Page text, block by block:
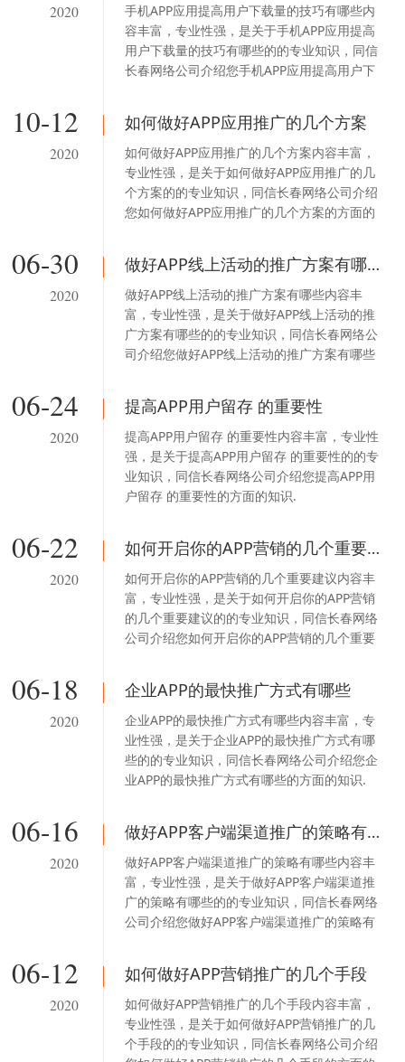
2020
手机APP应用提高用户下载量的技巧有哪些内
容丰富，专业性强，是关于手机APP应用提高
用户下载量的技巧有哪些的的专业知识，同信
长春网络公司介绍您手机APP应用提高用户下
10-12
2020
如何做好APP应用推广的几个方案
如何做好APP应用推广的几个方案内容丰富，
专业性强，是关于如何做好APP应用推广的几
个方案的的专业知识，同信长春网络公司介绍
您如何做好APP应用推广的几个方案的方面的
06-30
2020
做好APP线上活动的推广方案有哪些
做好APP线上活动的推广方案有哪些内容丰
富，专业性强，是关于做好APP线上活动的推
广方案有哪些的的专业知识，同信长春网络公
司介绍您做好APP线上活动的推广方案有哪些
06-24
2020
提高APP用户留存 的重要性
提高APP用户留存 的重要性内容丰富，专业性
强，是关于提高APP用户留存 的重要性的的专
业知识，同信长春网络公司介绍您提高APP用
户留存 的重要性的方面的知识.
06-22
2020
如何开启你的APP营销的几个重要建议
如何开启你的APP营销的几个重要建议内容丰
富，专业性强，是关于如何开启你的APP营销
的几个重要建议的的专业知识，同信长春网络
公司介绍您如何开启你的APP营销的几个重要
06-18
2020
企业APP的最快推广方式有哪些
企业APP的最快推广方式有哪些内容丰富，专
业性强，是关于企业APP的最快推广方式有哪
些的的专业知识，同信长春网络公司介绍您企
业APP的最快推广方式有哪些的方面的知识.
06-16
2020
做好APP客户端渠道推广的策略有哪些
做好APP客户端渠道推广的策略有哪些内容丰
富，专业性强，是关于做好APP客户端渠道推
广的策略有哪些的的专业知识，同信长春网络
公司介绍您做好APP客户端渠道推广的策略有
06-12
2020
如何做好APP营销推广的几个手段
如何做好APP营销推广的几个手段内容丰富，
专业性强，是关于如何做好APP营销推广的几
个手段的的专业知识，同信长春网络公司介绍